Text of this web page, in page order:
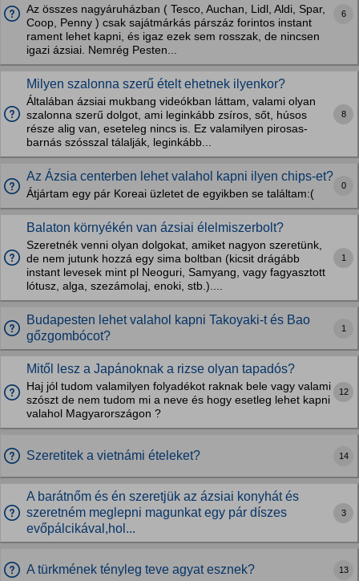
Az összes nagyáruházban ( Tesco, Auchan, Lidl, Aldi, Spar,
Coop, Penny ) csak sajátmárkás párszáz forintos instant
rament lehet kapni, és igaz ezek sem rosszak, de nincsen
igazi ázsiai. Nemrég Pesten...
6
Milyen szalonna szerű ételt ehetnek ilyenkor?
Általában ázsiai mukbang videókban láttam, valami olyan
szalonna szerű dolgot, ami leginkább zsíros, sőt, húsos
része alig van, eseteleg nincs is. Ez valamilyen pirosas-
barnás szósszal tálalják, leginkább...
8
Az Ázsia centerben lehet valahol kapni ilyen chips-et?
Átjártam egy pár Koreai üzletet de egyikben se találtam:(
0
Balaton környékén van ázsiai élelmiszerbolt?
Szeretnék venni olyan dolgokat, amiket nagyon szeretünk,
de nem jutunk hozzá egy sima boltban (kicsit drágább
instant levesek mint pl Neoguri, Samyang, vagy fagyasztott
lótusz, alga, szezámolaj, enoki, stb.)....
1
Budapesten lehet valahol kapni Takoyaki-t és Bao
gőzgombócot?
1
Mitől lesz a Japánoknak a rizse olyan tapadós?
Haj jól tudom valamilyen folyadékot raknak bele vagy valami
szószt de nem tudom mi a neve és hogy esetleg lehet kapni
valahol Magyarországon ?
12
Szeretitek a vietnámi ételeket? 14
A barátnőm és én szeretjük az ázsiai konyhát és
szeretném meglepni magunkat egy pár díszes
evőpálcikával,hol...
3
A türkmének tényleg teve agyat esznek? 13